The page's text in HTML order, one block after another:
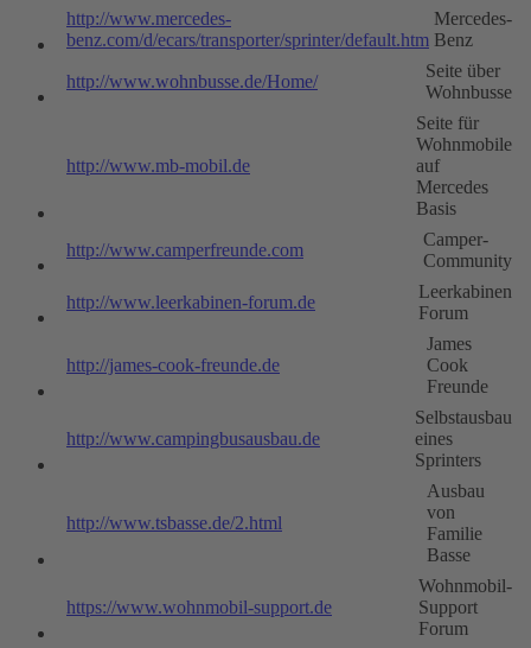
http://www.mercedes-
benz.com/d/ecars/transporter/sprinter/default.htm
Mercedes-
Benz
http://www.wohnbusse.de/Home/
Seite über
Wohnbusse
http://www.mb-mobil.de
Seite für
Wohnmobile
auf
Mercedes
Basis
http://www.camperfreunde.com
Camper-
Community
http://www.leerkabinen-forum.de
Leerkabinen
Forum
http://james-cook-freunde.de
James
Cook
Freunde
http://www.campingbusausbau.de
Selbstausbau
eines
Sprinters
http://www.tsbasse.de/2.html
Ausbau
von
Familie
Basse
https://www.wohnmobil-support.de
Wohnmobil-
Support
Forum